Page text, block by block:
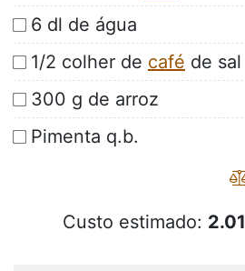
6 dl de água
1/2 colher de café de sal
300 g de arroz
Pimenta q.b.
Custo estimado: 2.01